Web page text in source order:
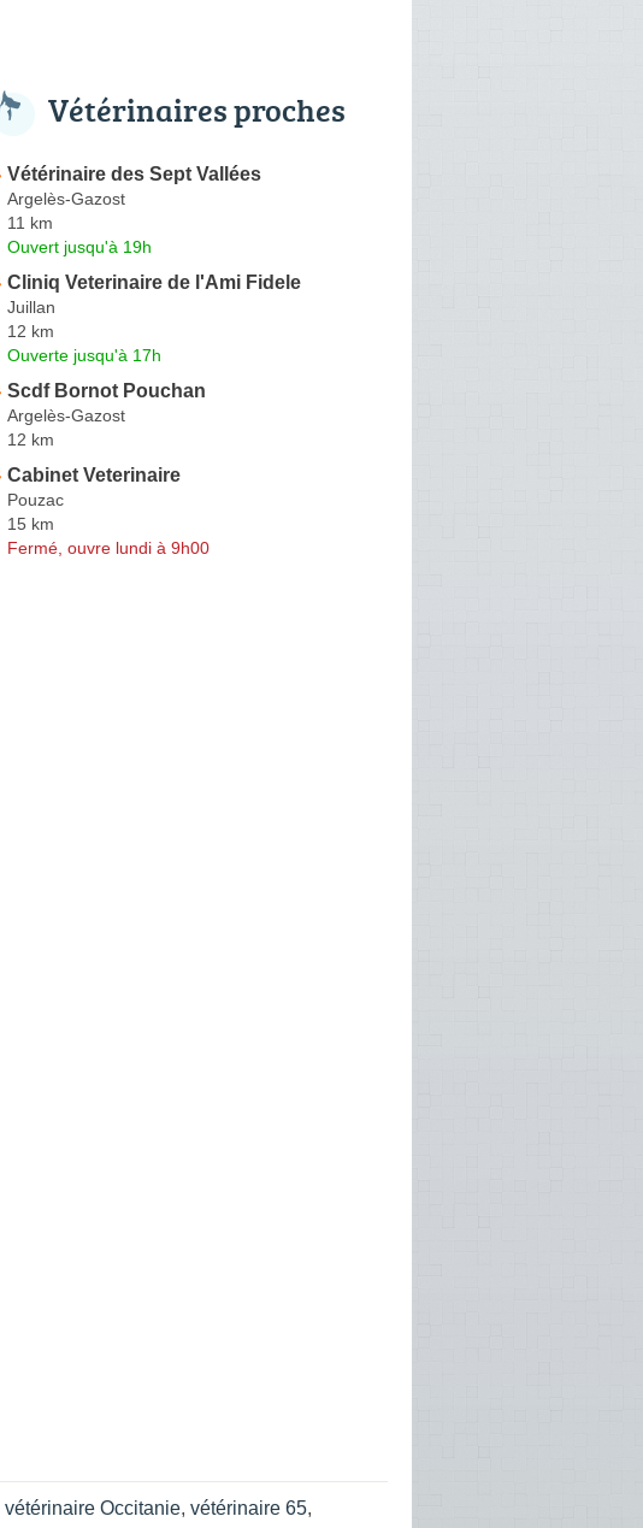
Vétérinaires proches
Vétérinaire des Sept Vallées
Argelès-Gazost
11 km
Ouvert jusqu'à 19h
Cliniq Veterinaire de l'Ami Fidele
Juillan
12 km
Ouverte jusqu'à 17h
Scdf Bornot Pouchan
Argelès-Gazost
12 km
Cabinet Veterinaire
Pouzac
15 km
Fermé, ouvre lundi à 9h00
vétérinaire Occitanie, vétérinaire 65,